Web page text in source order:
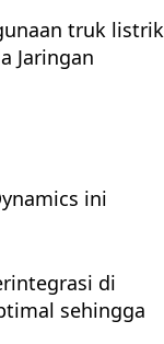
truk listrik
Jaringan
ini
di
sehingga